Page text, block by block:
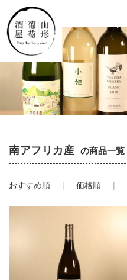
南アフリカ産 の商品一覧
おすすめ順 価格順